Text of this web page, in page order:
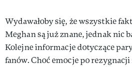
Wydawałoby się, że wszystkie
Meghan są już znane, jednak nic
Kolejne informacje dotyczące
fanów. Choć emocje po